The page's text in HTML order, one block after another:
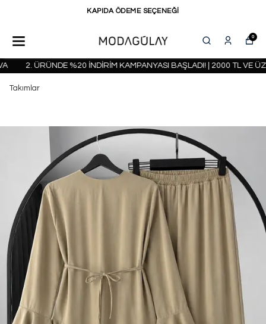
KAPIDA ÖDEME SEÇENEĞİ
0
2. ÜRÜNDE %20 İNDİRİM KAMPANYASI BAŞLADI! | 2000 TL VE
Takımlar